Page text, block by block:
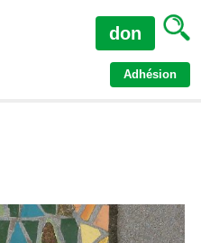
Adhésion
don